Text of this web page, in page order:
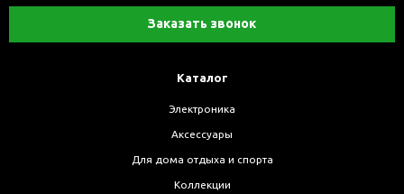
Заказать звонок
Каталог
Электроника
Аксессуары
Для дома отдыха и спорта
Коллекции